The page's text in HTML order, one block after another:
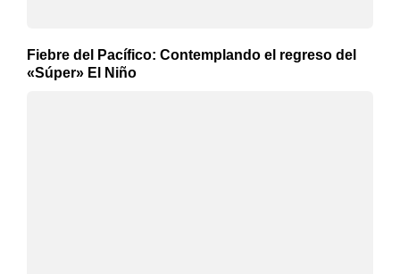
Fiebre del Pacífico: Contemplando el regreso del
«Súper» El Niño